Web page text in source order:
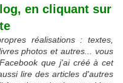
en cliquant sur
réalisations : textes,
photos et autres... vous
que j'ai créé à cet
lire des articles d'autres